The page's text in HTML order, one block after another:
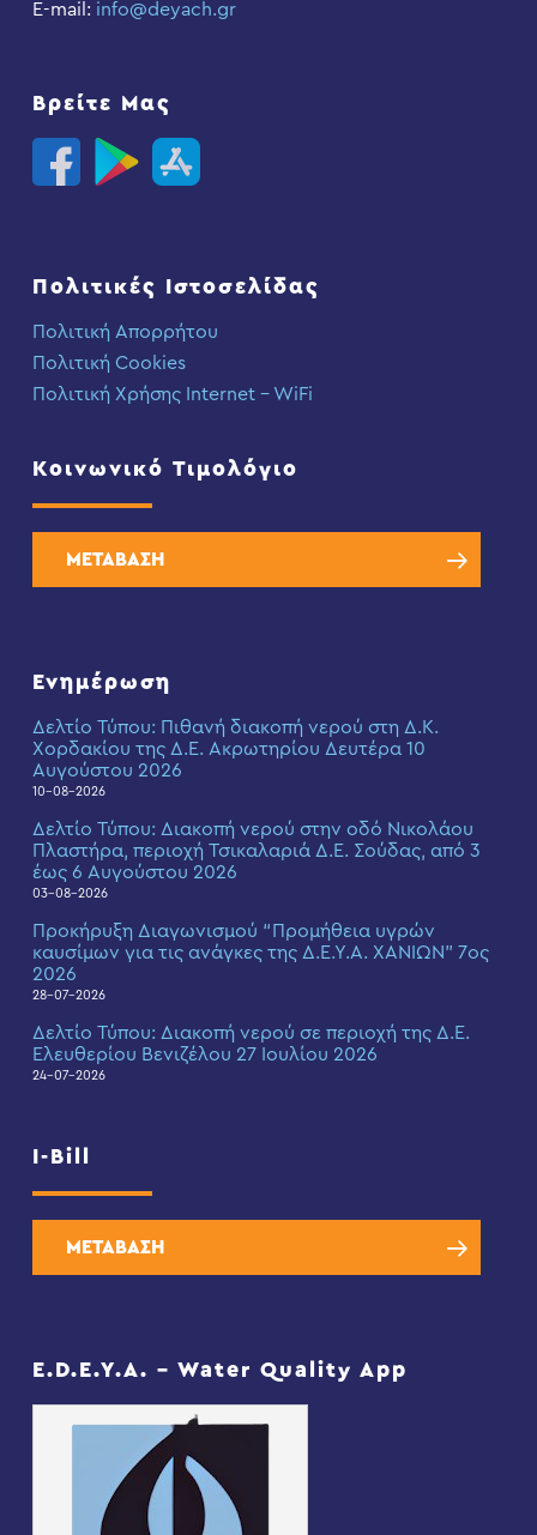
E-mail: info@deyach.gr
Βρείτε Μας
Πολιτικές Ιστοσελίδας
Πολιτική Απορρήτου
Πολιτική Cookies
Πολιτική Χρήσης Internet – WiFi
Κοινωνικό Τιμολόγιο
ΜΕΤΑΒΑΣΗ
Ενημέρωση
Δελτίο Τύπου: Πιθανή διακοπή νερού στη Δ.Κ.
Χορδακίου της Δ.Ε. Ακρωτηρίου Δευτέρα 10
Αυγούστου 2026
10-08-2026
Δελτίο Τύπου: Διακοπή νερού στην οδό Νικολάου
Πλαστήρα, περιοχή Τσικαλαριά Δ.Ε. Σούδας, από 3
έως 6 Αυγούστου 2026
03-08-2026
Προκήρυξη Διαγωνισμού “Προμήθεια υγρών
καυσίμων για τις ανάγκες της Δ.Ε.Υ.Α. ΧΑΝΙΩΝ” 7ος
2026
28-07-2026
Δελτίο Τύπου: Διακοπή νερού σε περιοχή της Δ.Ε.
Ελευθερίου Βενιζέλου 27 Ιουλίου 2026
24-07-2026
I-Bill
ΜΕΤΑΒΑΣΗ
E.D.E.Y.A. – Water Quality App